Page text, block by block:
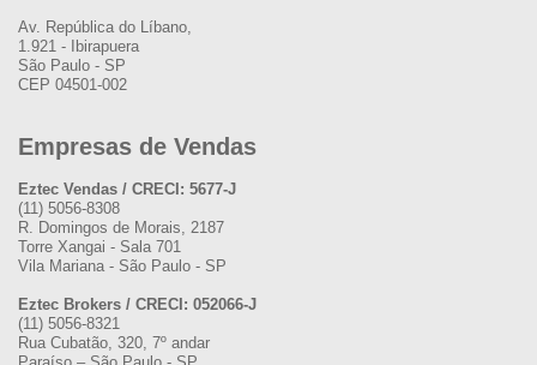
Av. República do Líbano,
1.921 - Ibirapuera
São Paulo - SP
CEP 04501-002
Empresas de Vendas
Eztec Vendas / CRECI: 5677-J
(11) 5056-8308
R. Domingos de Morais, 2187
Torre Xangai - Sala 701
Vila Mariana - São Paulo - SP
Eztec Brokers / CRECI: 052066-J
(11) 5056-8321
Rua Cubatão, 320, 7º andar